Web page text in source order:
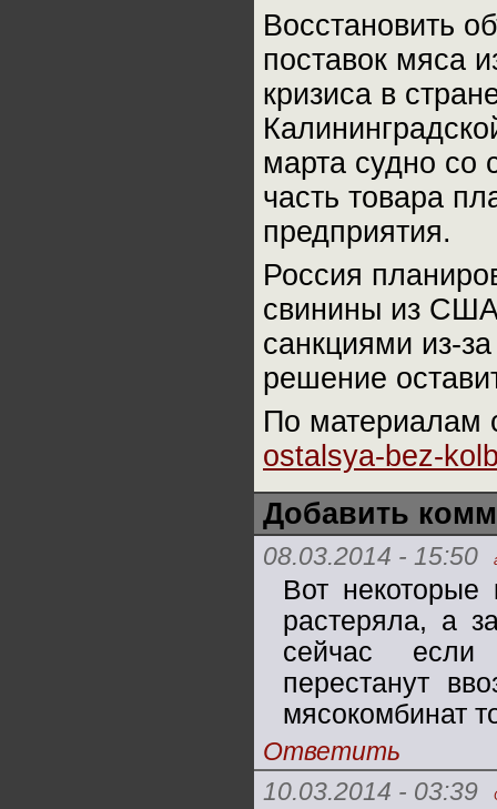
Восстановить
поставок мяса
кризиса в
марта судно со
часть товара
предприятия.
Россия
свинины из
санкциями из-
решение
По материалам
ostalsya-bez-
Добавить
08.03.2014 - 15:50
Вот
растеряла, а
сейчас если
перестанут
мясокомбинат
Ответить
10.03.2014 - 03:39